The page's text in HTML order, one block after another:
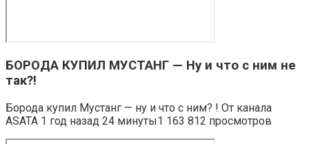
БОРОДА КУПИЛ МУСТАНГ — Ну и что с ним не
так?!
Борода купил Мустанг — ну и что с ним? ! От канала
ASATA 1 год назад 24 минуты1 163 812 просмотров